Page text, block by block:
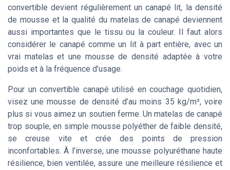
convertible devient régulièrement un canapé lit, la densité
de mousse et la qualité du matelas de canapé deviennent
aussi importantes que le tissu ou la couleur. Il faut alors
considérer le canapé comme un lit à part entière, avec un
vrai matelas et une mousse de densité adaptée à votre
poids et à la fréquence d’usage.
Pour un convertible canapé utilisé en couchage quotidien,
visez une mousse de densité d’au moins 35 kg/m³, voire
plus si vous aimez un soutien ferme. Un matelas de canapé
trop souple, en simple mousse polyéther de faible densité,
se creuse vite et crée des points de pression
inconfortables. À l’inverse, une mousse polyuréthane haute
résilience, bien ventilée, assure une meilleure résilience et